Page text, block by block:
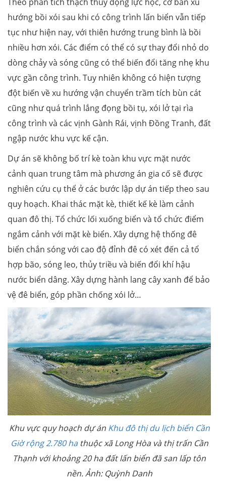
hướng bồi xói sau khi có công trình lấn biển vẫn tiếp
tục như hiện nay, với thiên hướng trung bình là bồi
nhiều hơn xói. Các điểm có thể có sự thay đổi nhỏ do
dòng chảy và sóng cũng có thể biến đổi tăng nhẹ khu
vực gần công trình. Tuy nhiên không có hiện tượng
đột biến về xu hướng vận chuyển trầm tích bùn cát
cũng như quá trình lắng đọng bồi tụ, xói lở tại rìa
công trình và các vịnh Gành Rái, vịnh Đồng Tranh, đất
ngập nước khu vực kế cận.
Dự án sẽ không bố trí kè toàn khu vực mặt nước
cảnh quan trung tâm mà phương án gia cố sẽ được
nghiên cứu cụ thể ở các bước lập dự án tiếp theo sau
quy hoạch. Khai thác mặt kè, thiết kế kè làm cảnh
quan đô thị. Tổ chức lối xuống biển và tổ chức điểm
ngắm cảnh với mặt kè biển. Xây dựng hệ thống đê
biển chắn sóng với cao độ đỉnh đê có xét đến cả tổ
hợp bão, sóng leo, thủy triều và biến đổi khí hậu
nước biển dâng. Xây dựng hành lang cây xanh để bảo
vệ đê biển, góp phần chống xói lở…
Khu vực quy hoạch dự án Khu đô thị du lịch biển Cần
Giờ rộng 2.780 hathuộc xã Long Hòa và thị trấn Cần
Thạnh với khoảng 20 ha đất lấn biển đã san lấp tôn
nền. Ảnh: Quỳnh Danh